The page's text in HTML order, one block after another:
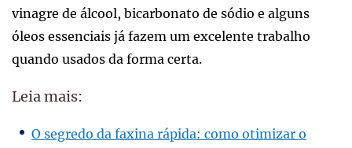
vinagre de álcool, bicarbonato de sódio e alguns
óleos essenciais já fazem um excelente trabalho
quando usados da forma certa.
Leia mais:
O segredo da faxina rápida: como otimizar o